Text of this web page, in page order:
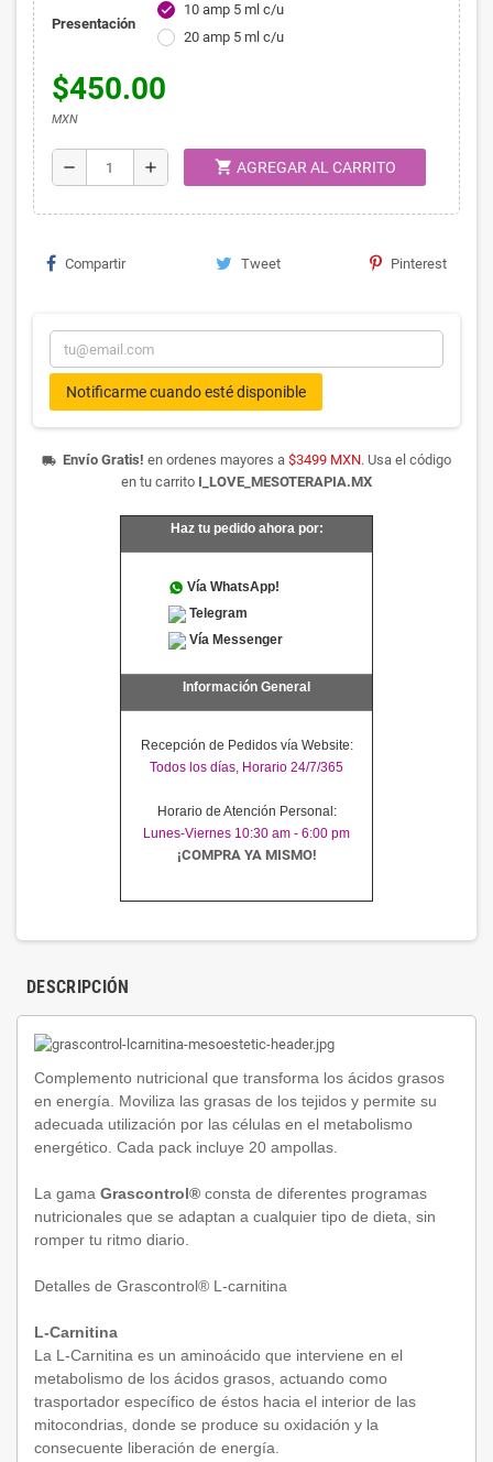
Presentación
check
10 amp 5 ml c/u
20 amp 5 ml c/u
$450.00
MXN
remove add shopping_cart AGREGAR AL CARRITO
Compartir Tweet Pinterest
Notificarme cuando esté disponible
local_shipping Envío Gratis! en ordenes mayores a $3499 MXN. Usa el código
en tu carrito I_LOVE_MESOTERAPIA.MX
Haz tu pedido ahora por:
Vía WhatsApp!
Telegram
Vía Messenger
Información General
Recepción de Pedidos vía Website:
Todos los días, Horario 24/7/365
Horario de Atención Personal:
Lunes-Viernes 10:30 am - 6:00 pm
¡COMPRA YA MISMO!
DESCRIPCIÓN
Complemento nutricional que transforma los ácidos grasos
en energía. Moviliza las grasas de los tejidos y permite su
adecuada utilización por las células en el metabolismo
energético. Cada pack incluye 20 ampollas.
La gama Grascontrol® consta de diferentes programas
nutricionales que se adaptan a cualquier tipo de dieta, sin
romper tu ritmo diario.
Detalles de Grascontrol® L-carnitina
L-Carnitina
La L-Carnitina es un aminoácido que interviene en el
metabolismo de los ácidos grasos, actuando como
trasportador específico de éstos hacia el interior de las
mitocondrias, donde se produce su oxidación y la
consecuente liberación de energía.